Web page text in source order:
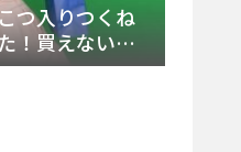
つ入りつくね
！買えない本
の再販情報を